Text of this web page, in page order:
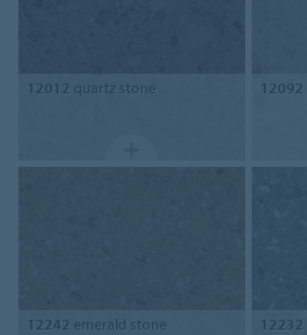
12012 quartz stone 12092
12242 emerald stone 12232